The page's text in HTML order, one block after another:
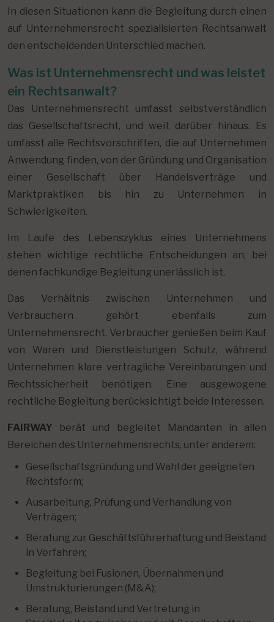
In diesen Situationen kann die Begleitung durch einen
auf Unternehmensrecht spezialisierten Rechtsanwalt
den entscheidenden Unterschied machen.
Was ist Unternehmensrecht und was leistet
ein Rechtsanwalt?
Das Unternehmensrecht umfasst selbstverständlich
das Gesellschaftsrecht, und weit darüber hinaus. Es
umfasst alle Rechtsvorschriften, die auf Unternehmen
Anwendung finden, von der Gründung und Organisation
einer Gesellschaft über Handelsverträge und
Marktpraktiken bis hin zu Unternehmen in
Schwierigkeiten.
Im Laufe des Lebenszyklus eines Unternehmens
stehen wichtige rechtliche Entscheidungen an, bei
denen fachkundige Begleitung unerlässlich ist.
Das Verhältnis zwischen Unternehmen und
Verbrauchern gehört ebenfalls zum
Unternehmensrecht. Verbraucher genießen beim Kauf
von Waren und Dienstleistungen Schutz, während
Unternehmen klare vertragliche Vereinbarungen und
Rechtssicherheit benötigen. Eine ausgewogene
rechtliche Begleitung berücksichtigt beide Interessen.
FAIRWAY berät und begleitet Mandanten in allen
Bereichen des Unternehmensrechts, unter anderem:
Gesellschaftsgründung und Wahl der geeigneten
Rechtsform;
Ausarbeitung, Prüfung und Verhandlung von
Verträgen;
Beratung zur Geschäftsführerhaftung und Beistand
in Verfahren;
Begleitung bei Fusionen, Übernahmen und
Umstrukturierungen (M&A);
Beratung, Beistand und Vertretung in